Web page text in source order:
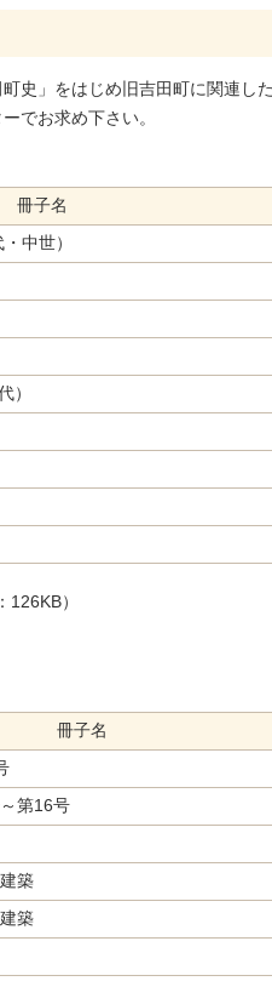
史」をはじめ旧吉田町に関連し
でお求め下さい。
冊子名
中世）
）
126KB）
冊子名
第16号
築
築